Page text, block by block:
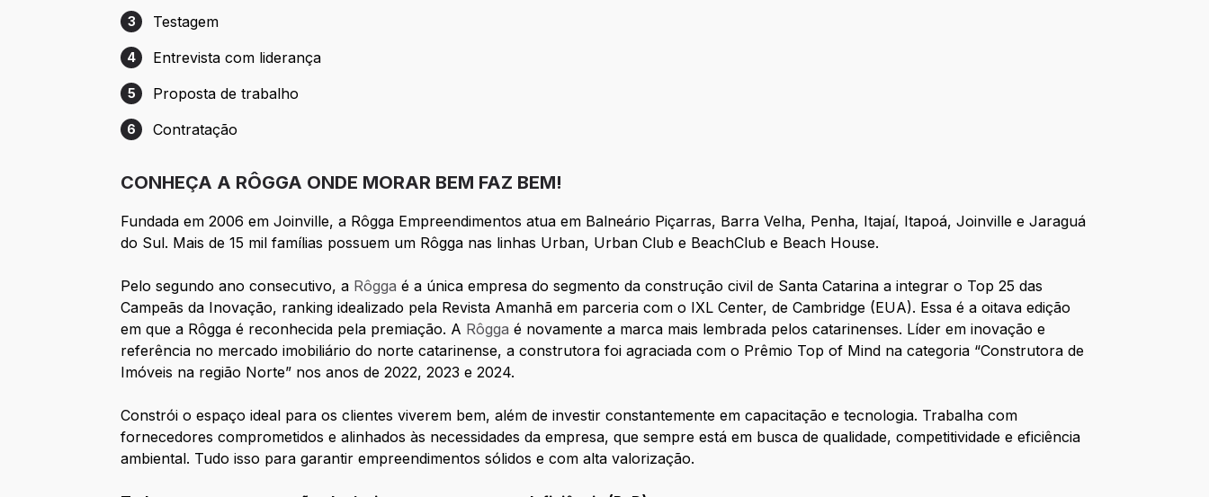
Etapa 3: Testagem
3 Testagem
Etapa 4: Entrevista com liderança
4 Entrevista com liderança
Etapa 5: Proposta de trabalho
5 Proposta de trabalho
Etapa 6: Contratação
6 Contratação
CONHEÇA A RÔGGA ONDE MORAR BEM FAZ BEM!
Fundada em 2006 em Joinville, a Rôgga Empreendimentos atua em Balneário Piçarras, Barra Velha, Penha, Itajaí, Itapoá, Joinville e Jaraguá
do Sul. Mais de 15 mil famílias possuem um Rôgga nas linhas Urban, Urban Club e BeachClub e Beach House.
Pelo segundo ano consecutivo, a Rôggaé a única empresa do segmento da construção civil de Santa Catarina a integrar o Top 25 das
Campeãs da Inovação, ranking idealizado pela Revista Amanhã em parceria com o IXL Center, de Cambridge (EUA). Essa é a oitava edição
em que a Rôgga é reconhecida pela premiação. A Rôgga é novamente a marca mais lembrada pelos catarinenses. Líder em inovação e
referência no mercado imobiliário do norte catarinense, a construtora foi agraciada com o Prêmio Top of Mind na categoria “Construtora de
Imóveis na região Norte” nos anos de 2022, 2023 e 2024.
Constrói o espaço ideal para os clientes viverem bem, além de investir constantemente em capacitação e tecnologia. Trabalha com
fornecedores comprometidos e alinhados às necessidades da empresa, que sempre está em busca de qualidade, competitividade e eficiência
ambiental. Tudo isso para garantir empreendimentos sólidos e com alta valorização.